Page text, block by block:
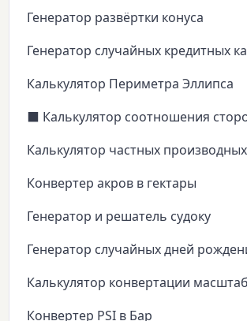
Генератор развёртки конуса
Генератор случайных кредитных
Калькулятор Периметра Эллипса
⬛ Калькулятор соотношения
Калькулятор частных производных
Конвертер акров в гектары
Генератор и решатель судоку
Генератор случайных дней
Калькулятор конвертации
Конвертер PSI в Бар